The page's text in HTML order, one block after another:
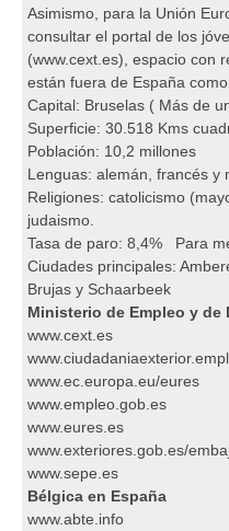
Asimismo, para la Unión
consultar el portal de los
(www.cext.es), espacio con
están fuera de España
Capital: Bruselas ( Más de
Superficie: 30.518 Kms
Población: 10,2 millones
Lenguas: alemán, francés y
Religiones: catolicismo
judaismo.
Tasa de paro: 8,4% Para
Ciudades principales:
Brujas y Schaarbeek
Ministerio de Empleo y de
www.cext.es
www.ec.europa.eu/eures
www.empleo.gob.es
www.eures.es
www.exteriores.gob.es/
www.sepe.es
Bélgica en España
www.abte.info